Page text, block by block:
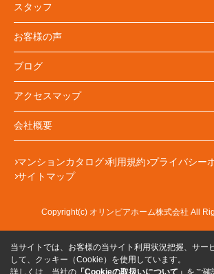
スタッフ
お客様の声
ブログ
アクセスマップ
会社概要
マンションカタログ 利用規約 プライバシー
サイトマップ
Copyright(c) オリンピアホーム株式会社 All
当サイトでは、お客様の当サイト利用状況把握、サー
して、クッキー（Cookie）を使用しています。
詳しくは、当社の 「Cookieの取扱いについて」 をご確